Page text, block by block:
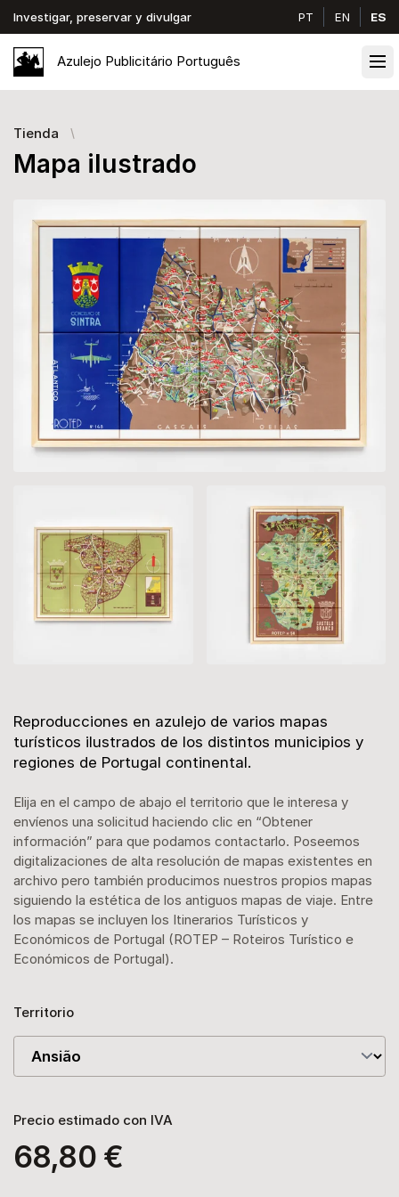
Investigar, preservar y divulgar PT EN ES
Azulejo Publicitário Português
Tienda
Mapa ilustrado
Descripción
Reproducciones en azulejo de varios mapas
turísticos ilustrados de los distintos municipios y
regiones de Portugal continental.
Elija en el campo de abajo el territorio que le interesa y
envíenos una solicitud haciendo clic en “Obtener
información” para que podamos contactarlo. Poseemos
digitalizaciones de alta resolución de mapas existentes en
archivo pero también producimos nuestros propios mapas
siguiendo la estética de los antiguos mapas de viaje. Entre
los mapas se incluyen los Itinerarios Turísticos y
Económicos de Portugal (ROTEP – Roteiros Turístico e
Económicos de Portugal).
Territorio
Precio estimado con IVA
68,80 €